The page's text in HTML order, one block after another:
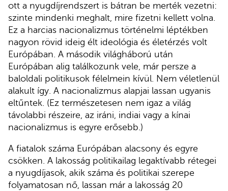
ott a nyugdíjrendszert is bátran be merték vezetni:
szinte mindenki meghalt, mire fizetni kellett volna.
Ez a harcias nacionalizmus történelmi léptékben
nagyon rövid ideig élt ideológia és életérzés volt
Európában. A második világháború után
Európában alig találkozunk vele, már persze a
baloldali politikusok félelmein kívül. Nem véletlenül
alakult így. A nacionalizmus alapjai lassan ugyanis
eltűntek. (Ez természetesen nem igaz a világ
távolabbi részeire, az iráni, indiai vagy a kínai
nacionalizmus is egyre erősebb.)
A fiatalok száma Európában alacsony és egyre
csökken. A lakosság politikailag legaktívabb rétegei
a nyugdíjasok, akik száma és politikai szerepe
folyamatosan nő, lassan már a lakosság 20